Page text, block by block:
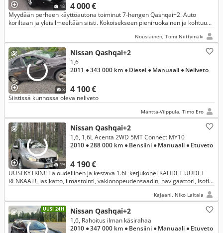
18 4 000 €
Myydään perheen käyttöautona toiminut 7-hengen Qashqai+2. Auto
koriltaan ja yleisilmeeltään siisti. Kokoisekseen pieniruokainen ja kohtuu
Nousiainen, Tomi Niittymäki
8
Nissan Qashqai+2
4 100 €
1,6
2011 ● 343 000 km ● Diesel ● Manuaali ● Neliveto
Siistissä kunnossa oleva neliveto
Mänttä-Vilppula, Timo Ero
19
Nissan Qashqai+2
4 190 €
1,6, 1,6L Acenta 2WD 5MT Connect MY10
2010 ● 288 000 km ● Bensiini ● Manuaali ● Etuveto
UUSI KYTKIN!! Taloudellinen ja kestävä 1.6L ketjukone! KAHDET UUDET
RENKAAT!, lasikatto, ilmastointi, vakionopeudensäädin, navigaattori, Isofix
Kajaani, Niko Laitala
UUSI 24H Nissan Qashqai+2
1,6, Rahoitus ilman käsirahaa
2010 ● 347 000 km ● Bensiini ● Manuaali ● Etuveto